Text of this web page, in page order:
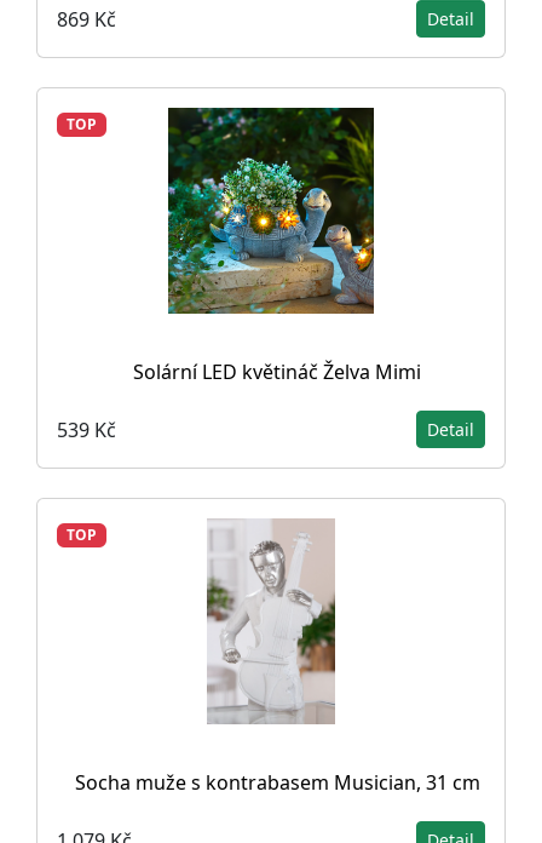
869 Kč Detail
TOP
Solární LED květináč Želva Mimi
539 Kč Detail
TOP
Socha muže s kontrabasem Musician, 31 cm